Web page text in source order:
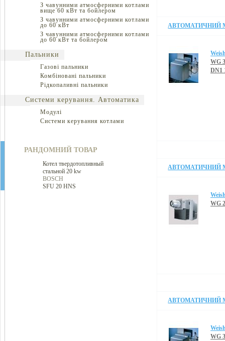
З чавунними атмосферними котлами
вище 60 кВт та бойлером
З чавунними атмосферними котлами
до 60 кВт
З чавунними атмосферними котлами
до 60 кВт та бойлером
Пальники
Газові пальники
Комбіновані пальники
Рідкопаливні пальники
Системи керування. Автоматика
Модулі
Системи керування котлами
РАНДОМНИЙ ТОВАР
Котел твердотопливный
стальной 20 kw
BOSCH
SFU 20 HNS
АВТОМАТИЧНИЙ
WG
DN1
АВТОМАТИЧНИЙ
WG
АВТОМАТИЧНИЙ
WG